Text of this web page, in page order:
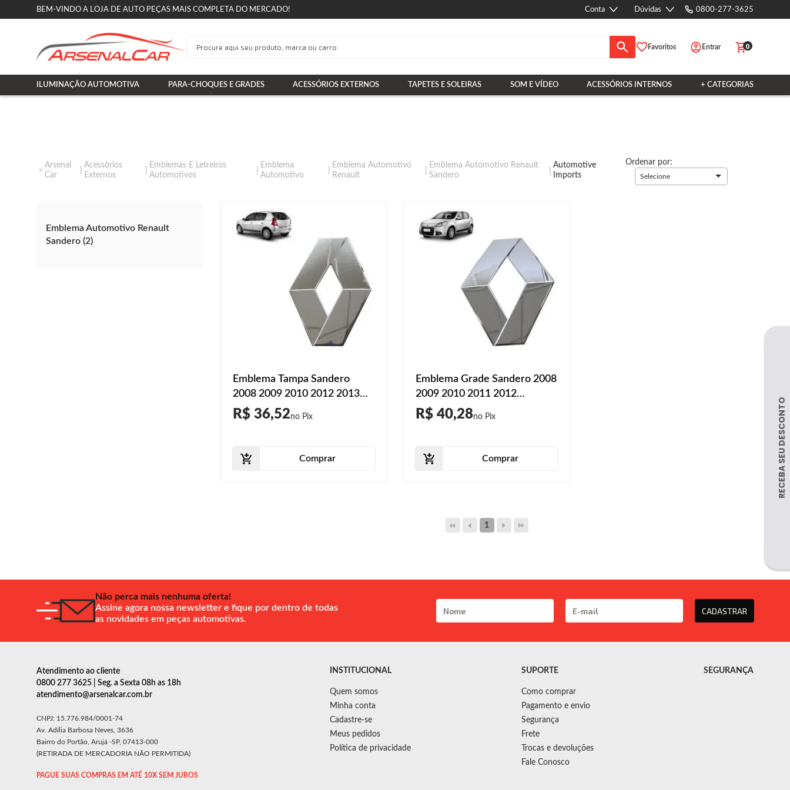
BEM-VINDO A LOJA DE AUTO PEÇAS MAIS COMPLETA DO MERCADO! Conta Dúvidas 0800-277-3625
Favoritos Entrar 0
ILUMINAÇÃO AUTOMOTIVA PARA-CHOQUES E GRADES ACESSÓRIOS EXTERNOS TAPETES E SOLEIRAS SOM E VÍDEO ACESSÓRIOS INTERNOS + CATEGORIAS
Arsenal
Car
Acessórios
Externos
Emblemas E Letreiros
Automotivos
Emblema
Automotivo
Emblema Automotivo
Renault
Emblema Automotivo Renault
Sandero
Automotive
Imports
Ordenar por:
Selecione
Emblema Automotivo Renault
Sandero (2)
Emblema Tampa Sandero
2008 2009 2010 2012 2013
Traseira Cromado
R$ 36,52
Comprar
Emblema Grade Sandero 2008
2009 2010 2011 2012
Dianteira Cromado
R$ 40,28
Comprar
1
Não perca mais nenhuma oferta!
Assine agora nossa newsletter e fique por dentro de todas
as novidades em peças automotivas.
CADASTRAR
Atendimento ao cliente
0800 277 3625 | Seg. a Sexta 08h as 18h
atendimento@arsenalcar.com.br
CNPJ: 15.776.984/0001-74
Av. Adília Barbosa Neves, 3636
Bairro do Portão, Arujá -SP, 07413-000
(RETIRADA DE MERCADORIA NÃO PERMITIDA)
PAGUE SUAS COMPRAS EM ATÉ 10X SEM JUROS
INSTITUCIONAL
Quem somos
Minha conta
Cadastre-se
Meus pedidos
Política de privacidade
SUPORTE
Como comprar
Pagamento e envio
Segurança
Frete
Trocas e devoluções
Fale Conosco
SEGURANÇA